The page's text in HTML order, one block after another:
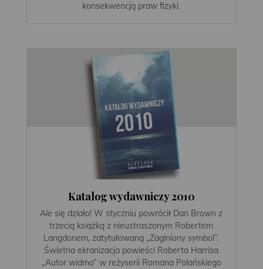
konsekwencją praw fizyki.
Katalog wydawniczy 2010
Ale się działo! W styczniu powrócił Dan Brown z
trzecią książką z nieustraszonym Robertem
Langdonem, zatytułowaną „Zaginiony symbol”.
Świetna ekranizacja powieści Roberta Harrisa
„Autor widmo” w reżyserii Romana Polańskiego